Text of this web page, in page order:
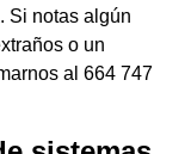
Si notas algún
o un
al 664 747